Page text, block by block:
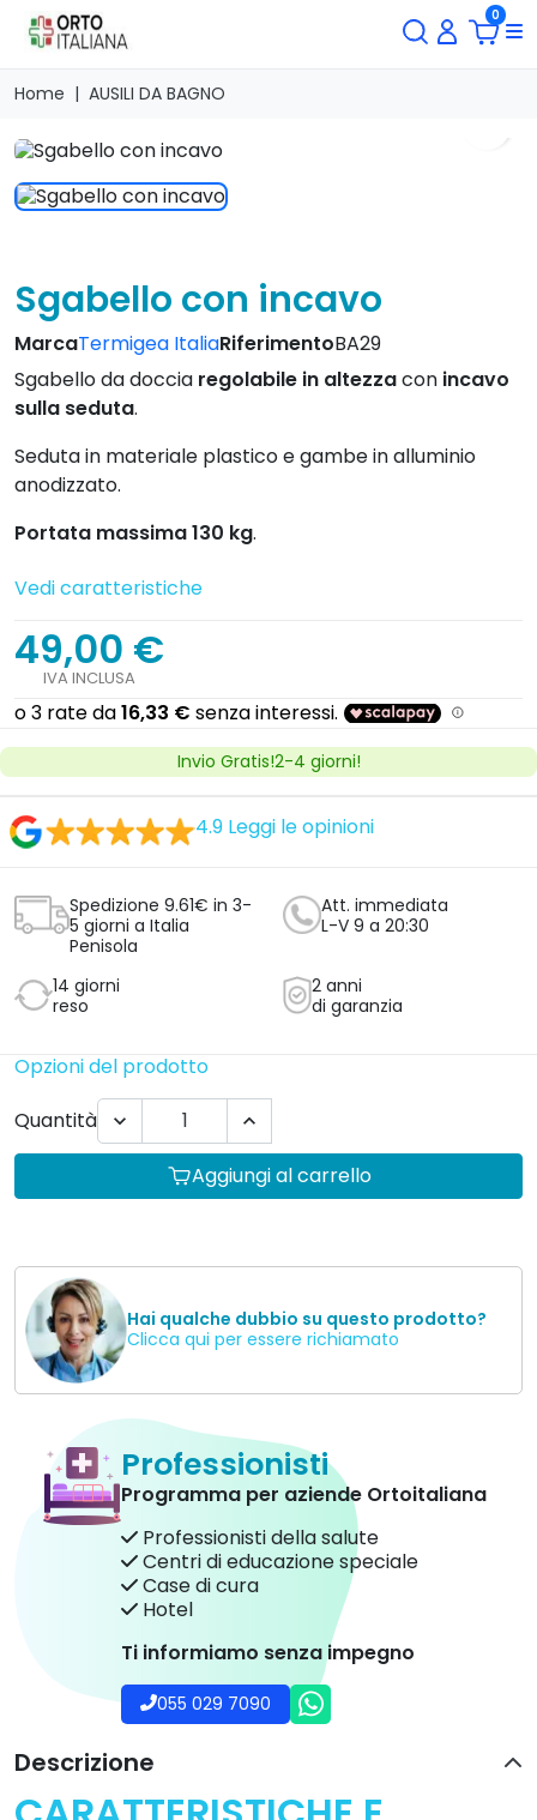
0
Home AUSILI DA BAGNO
Sgabello con incavo
MarcaTermigea ItaliaRiferimentoBA29
Sgabello da doccia regolabile in altezzacon incavo
sulla seduta.
Seduta in materiale plastico e gambe in alluminio
anodizzato.
Portata massima 130 kg.
Vedi caratteristiche
49,00 €
IVA INCLUSA
Invio Gratis!2-4 giorni!
4.9 Leggi le opinioni
Spedizione 9.61€ in 3-
5 giorni a Italia
Penisola
Att. immediata
L-V 9 a 20:30
14 giorni
reso
2 anni
di garanzia
Opzioni del prodotto
Quantità
 
Aggiungi al carrello
Hai qualche dubbio su questo prodotto?
Clicca qui per essere richiamato
Professionisti
Programma per aziende Ortoitaliana
Professionisti della salute
Centri di educazione speciale
Case di cura
Hotel
Ti informiamo senza impegno
055 029 7090
Descrizione